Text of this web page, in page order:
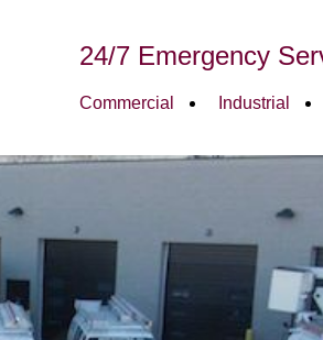
24/7 Emergency
Commercial Industrial